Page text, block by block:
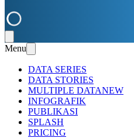
Menu
DATA SERIES
DATA STORIES
MULTIPLE DATANEW
INFOGRAFIK
PUBLIKASI
SPLASH
PRICING